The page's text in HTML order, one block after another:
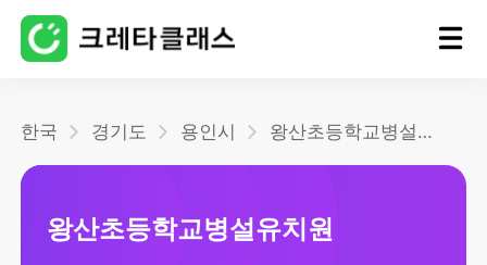
한국 경기도 용인시 왕산초등학교병설유치원
왕산초등학교병설유치원